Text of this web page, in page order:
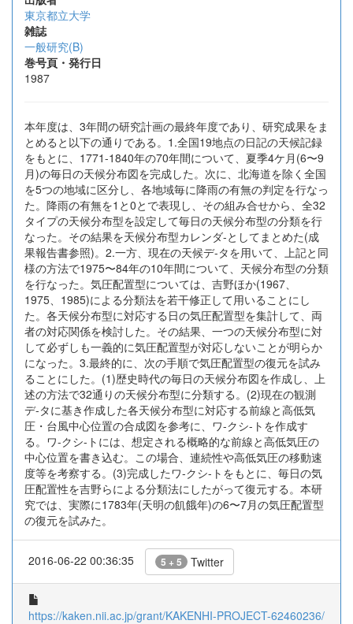
東京都立大学
雑誌
一般研究(B)
巻号頁・発行日
1987
本年度は、3年間の研究計画の最終年度であり、研究成果をま
とめると以下の通りである。1.全国19地点の日記の天候記録
をもとに、1771-1840年の70年間について、夏季4ケ月(6〜9
月)の毎日の天候分布図を完成した。次に、北海道を除く全国
を5つの地域に区分し、各地域毎に降雨の有無の判定を行なっ
た。降雨の有無を1と0とで表現し、その組み合せから、全32
タイプの天候分布型を設定して毎日の天候分布型の分類を行
なった。その結果を天候分布型カレンダ-としてまとめた(成
果報告書参照)。2.一方、現在の天候デ-タを用いて、上記と同
様の方法で1975〜84年の10年間について、天候分布型の分類
を行なった。気圧配置型については、吉野ほか(1967、
1975、1985)による分類法を若干修正して用いることにし
た。各天候分布型に対応する日の気圧配置型を集計して、両
者の対応関係を検討した。その結果、一つの天候分布型に対
して必ずしも一義的に気圧配置型が対応しないことが明らか
になった。3.最終的に、次の手順で気圧配置型の復元を試み
ることにした。(1)歴史時代の毎日の天候分布図を作成し、上
述の方法で32通りの天候分布型に分類する。(2)現在の観測
デ-タに基き作成した各天候分布型に対応する前線と高低気
圧・台風中心位置の合成図を参考に、ワ-クシ-トを作成す
る。ワ-クシ-トには、想定される概略的な前線と高低気圧の
中心位置を書き込む。この場合、連続性や高低気圧の移動速
度等を考察する。(3)完成したワ-クシ-トをもとに、毎日の気
圧配置性を吉野らによる分類法にしたがって復元する。本研
究では、実際に1783年(天明の飢餓年)の6〜7月の気圧配置型
の復元を試みた。
2016-06-22 00:36:35 5 + 5 Twitter
https://kaken.nii.ac.jp/grant/KAKENHI-PROJECT-62460236/